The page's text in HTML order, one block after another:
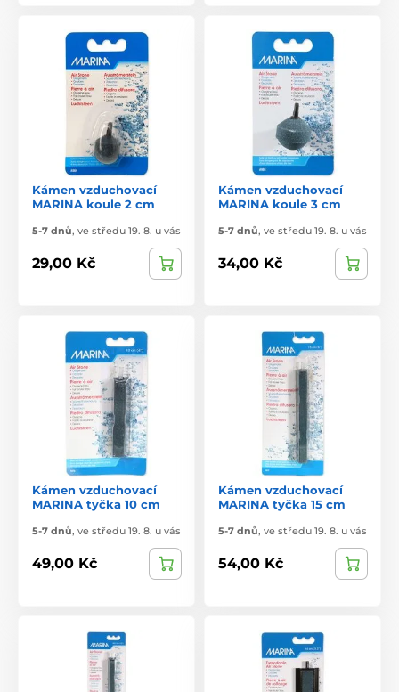
Kámen vzduchovací
MARINA koule 2 cm
5-7 dnů, ve středu 19. 8. u vás
29,00 Kč
Kámen vzduchovací
MARINA koule 3 cm
5-7 dnů, ve středu 19. 8. u vás
34,00 Kč
Kámen vzduchovací
MARINA tyčka 10 cm
5-7 dnů, ve středu 19. 8. u vás
49,00 Kč
Kámen vzduchovací
MARINA tyčka 15 cm
5-7 dnů, ve středu 19. 8. u vás
54,00 Kč